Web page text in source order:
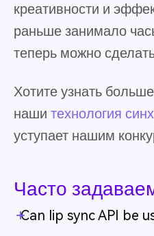
креативности и
раньше занимало
теперь можно
Хотите узнать
наши технология
уступает нашим
Часто
Can lip sync API be